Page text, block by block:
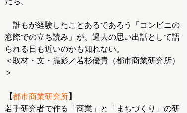
誰もが経験したことあるであろう「コンビニの
窓際での立ち読み」が、過去の思い出話として語
られる日も近いのかも知れない。
＜取材・文・撮影／若杉優貴（都市商業研究所）
＞
【都市商業研究所】
若手研究者で作る「商業」と「まちづくり」の研